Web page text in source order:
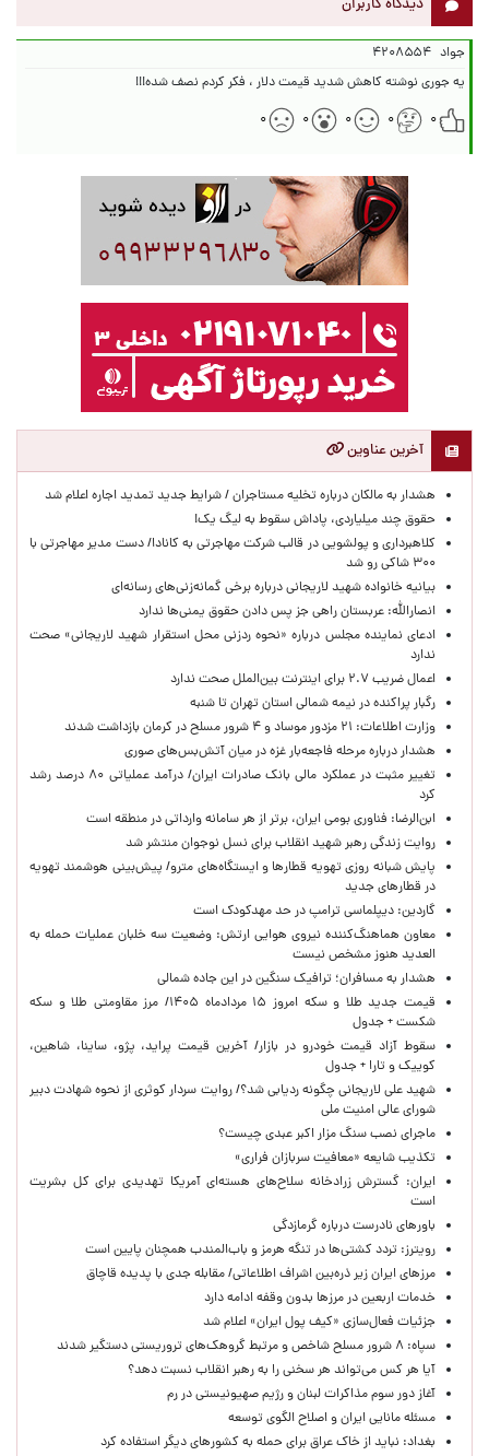
دیدگاه کاربران
جواد ۴۲۰۸۵۵۴
یه جوری نوشته کاهش شدید قیمت دلار ، فکر کردم نصف شده!!!
۰
۰ ۰ ۰ ۰
آخرین عناوین
هشدار به مالکان درباره تخلیه مستاجران / شرایط جدید تمدید اجاره اعلام شد
حقوق چند میلیاردی، پاداش سقوط به لیگ یک!
کلاهبرداری و پولشویی در قالب شرکت مهاجرتی به کانادا/ دست مدیر مهاجرتی با
۳۰۰ شاکی رو شد
بیانیه خانواده شهید لاریجانی درباره برخی گمانه‌زنی‌های رسانه‌ای
انصارالله: عربستان راهی جز پس دادن حقوق یمنی‌ها ندارد
ادعای نماینده مجلس درباره «نحوه ردزنی محل استقرار شهید لاریجانی» صحت
ندارد
اعمال ضریب ۲.۷ برای اینترنت بین‌الملل صحت ندارد
رگبار پراکنده در نیمه شمالی استان تهران تا شنبه
وزارت اطلاعات: ۲۱ مزدور موساد و ۴ شرور مسلح در کرمان بازداشت شدند
هشدار درباره مرحله فاجعه‌بار غزه در میان آتش‌بس‌های صوری
تغییر مثبت در عملکرد مالی بانک صادرات ایران/ درآمد عملیاتی ۸۰ درصد رشد
کرد
ابن‌الرضا: فناوری بومی ایران، برتر از هر سامانه وارداتی در منطقه است
روایت زندگی رهبر شهید انقلاب برای نسل نوجوان منتشر شد
پایش شبانه روزی تهویه قطارها و ایستگاه‌های مترو/ پیش‌بینی هوشمند تهویه
در قطارهای جدید
گاردین: دیپلماسی ترامپ در حد مهدکودک است
معاون هماهنگ‌کننده نیروی هوایی ارتش: وضعیت سه خلبان عملیات حمله به
العدید هنوز مشخص نیست
هشدار به مسافران؛ ترافیک سنگین در این جاده شمالی
قیمت جدید طلا و سکه امروز ۱۵ مردادماه ۱۴۰۵/ مرز مقاومتی طلا و سکه
شکست + جدول
سقوط آزاد قیمت خودرو در بازار/ آخرین قیمت پراید، پژو، ساینا، شاهین،
کوییک و تارا + جدول
شهید علی لاریجانی چگونه ردیابی شد؟/ روایت سردار کوثری از نحوه شهادت دبیر
شورای عالی امنیت ملی
ماجرای نصب سنگ مزار اکبر عبدی چیست؟
تکذیب شایعه «معافیت سربازان فراری»
ایران: گسترش زرادخانه سلاح‌های هسته‌ای آمریکا تهدیدی برای کل بشریت
است
باورهای نادرست درباره گرمازدگی
رویترز: تردد کشتی‌ها در تنگه هرمز و باب‌المندب همچنان پایین است
مرزهای ایران زیر ذره‌بین اشراف اطلاعاتی/ مقابله جدی با پدیده قاچاق
خدمات اربعین در مرزها بدون وقفه ادامه دارد
جزئیات فعال‌سازی «کیف پول ایران» اعلام شد
سپاه: ۸ شرور مسلح شاخص و مرتبط گروهک‌های تروریستی دستگیر شدند
آیا هر کس می‌تواند هر سخنی را به رهبر انقلاب نسبت دهد؟
آغاز دور سوم مذاکرات لبنان و رژیم صهیونیستی در رم
مسئله مانایی ایران و اصلاح الگوی توسعه
بغداد: نباید از خاک عراق برای حمله به کشورهای دیگر استفاده کرد